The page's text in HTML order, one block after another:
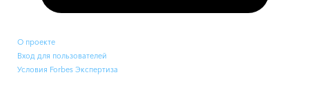
О проекте
Вход для пользователей
Условия Forbes Экспертиза